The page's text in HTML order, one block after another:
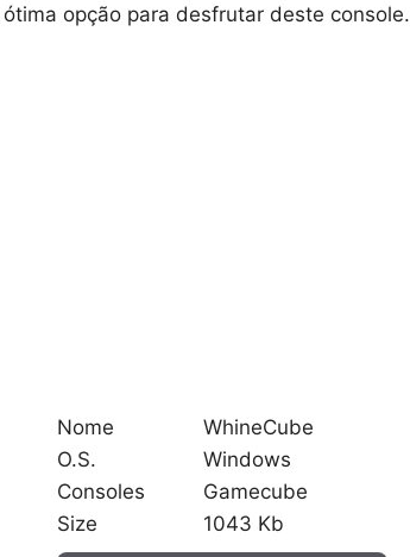
opção para desfrutar deste console.
Nome
WhineCube
O.S.
Windows
Consoles
Gamecube
Size
1043 Kb